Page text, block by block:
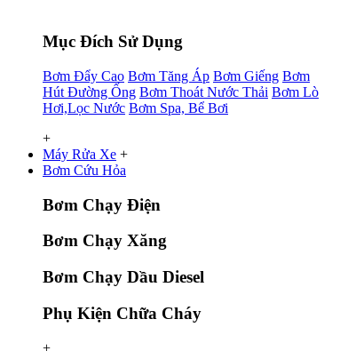
Mục Đích Sử Dụng
Bơm Đẩy Cao Bơm Tăng Áp Bơm Giếng Bơm
Hút Đường Ống Bơm Thoát Nước Thải Bơm Lò
Hơi,Lọc Nước Bơm Spa, Bể Bơi
+
Máy Rửa Xe +
Bơm Cứu Hỏa
Bơm Chạy Điện
Bơm Chạy Xăng
Bơm Chạy Dầu Diesel
Phụ Kiện Chữa Cháy
+